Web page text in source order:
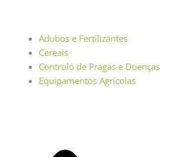
Adubos e Fertilizantes
Cereais
Controlo de Pragas e Doenças
Equipamentos Agrícolas